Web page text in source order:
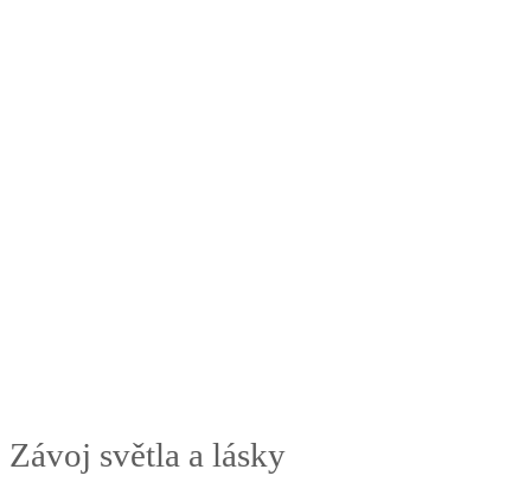
Závoj světla a lásky